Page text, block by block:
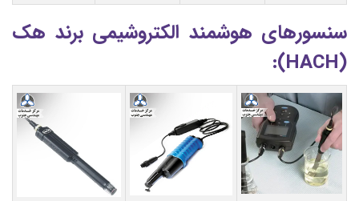
سنسورهای هوشمند الکتروشیمی برند هک
(HACH):